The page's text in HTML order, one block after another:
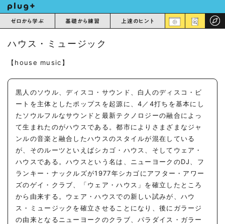
ゼロから学ぶ 基礎から練習 上達のヒント
ハウス・ミュージック
【house music】
黒人のソウル、ディスコ・サウンド、白人のディスコ・ビ
ートを主体としたポップスを起源に、4／4打ちを基本にし
たソウルフルなサウンドと最新テクノロジーの融合によっ
て生まれたのがハウスである。都市によりさまざまなジャ
ンルの音楽と融合したハウスのスタイルが混在している
が、そのルーツといえばシカゴ・ハウス、そしてウェア・
ハウスである。ハウスという名は、ニューヨークのDJ、フ
ランキー・ナックルズが1977年シカゴにアフター・アワー
ズのゲイ・クラブ、「ウェア・ハウス」を確立したところ
から由来する。ウェア・ハウスでの新しい試みが、ハウ
ス・ミュージックを確立させることになり、後にガラージ
の由来となるニューヨークのクラブ、パラダイス・ガラー